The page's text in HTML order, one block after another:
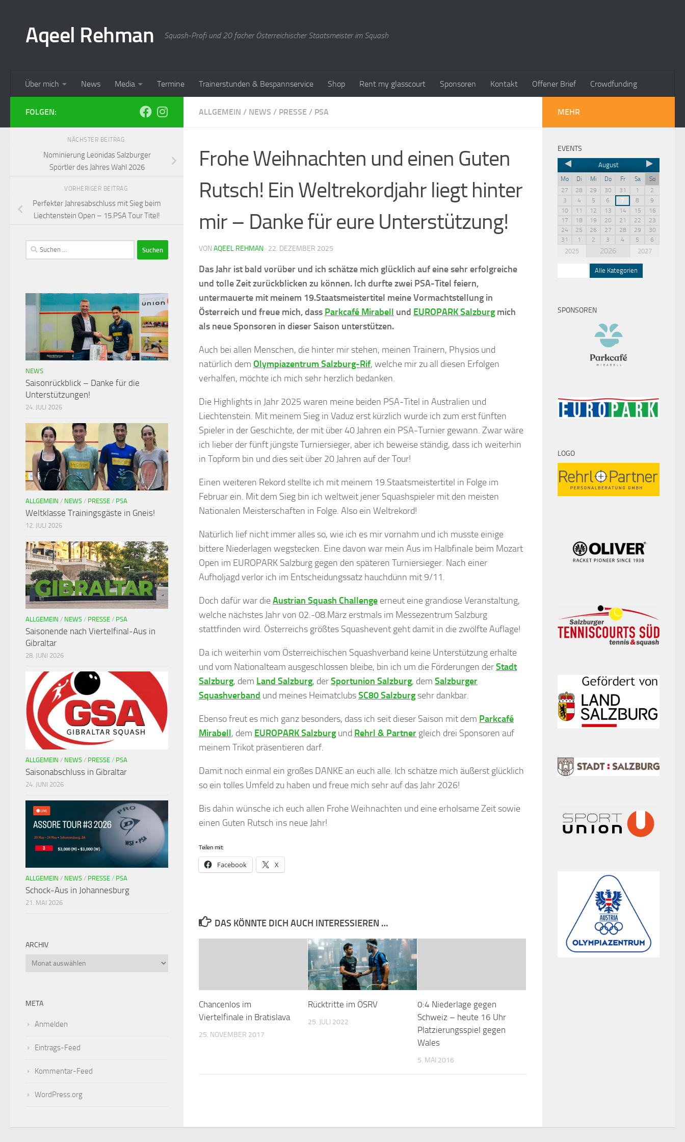
Aqeel Rehman Squash-Profi und 20 facher Österreichischer Staatsmeister im Squash
Über mich News Media Termine Trainerstunden & Bespannservice Shop Rent my glasscourt Sponsoren Kontakt Offener Brief Crowdfunding
ALLGEMEIN / NEWS / PRESSE / PSA
Frohe Weihnachten und einen Guten
Rutsch! Ein Weltrekordjahr liegt hinter
mir – Danke für eure Unterstützung!
VON AQEEL REHMAN · 22. DEZEMBER 2025
Das Jahr ist bald vorüber und ich schätze mich glücklich auf eine sehr erfolgreiche
und tolle Zeit zurückblicken zu können. Ich durfte zwei PSA-Titel feiern,
untermauerte mit meinem 19.Staatsmeistertitel meine Vormachtstellung in
Österreich und freue mich, dass Parkcafé Mirabell und EUROPARK Salzburgmich
als neue Sponsoren in dieser Saison unterstützen.
Auch bei allen Menschen, die hinter mir stehen, meinen Trainern, Physios und
natürlich dem Olympiazentrum Salzburg-Rif, welche mir zu all diesen Erfolgen
verhalfen, möchte ich mich sehr herzlich bedanken.
Die Highlights in Jahr 2025 waren meine beiden PSA-Titel in Australien und
Liechtenstein. Mit meinem Sieg in Vaduz erst kürzlich wurde ich zum erst fünften
Spieler in der Geschichte, der mit über 40 Jahren ein PSA-Turnier gewann. Zwar wäre
ich lieber der fünft jüngste Turniersieger, aber ich beweise ständig, dass ich weiterhin
in Topform bin und dies seit über 20 Jahren auf der Tour!
Einen weiteren Rekord stellte ich mit meinem 19.Staatsmeistertitel in Folge im
Februar ein. Mit dem Sieg bin ich weltweit jener Squashspieler mit den meisten
Nationalen Meisterschaften in Folge. Also ein Weltrekord!
Natürlich lief nicht immer alles so, wie ich es mir vornahm und ich musste einige
bittere Niederlagen wegstecken. Eine davon war mein Aus im Halbfinale beim Mozart
Open im EUROPARK Salzburg gegen den späteren Turniersieger. Nach einer
Aufholjagd verlor ich im Entscheidungssatz hauchdünn mit 9/11.
Doch dafür war dieAustrian Squash Challenge erneut eine grandiose Veranstaltung,
welche nächstes Jahr von 02.-08.März erstmals im Messezentrum Salzburg
stattfinden wird. Österreichs größtes Squashevent geht damit in die zwölfte Auflage!
Da ich weiterhin vom Österreichischen Squashverband keine Unterstützung erhalte
und vom Nationalteam ausgeschlossen bleibe, bin ich um die Förderungen derStadt
Salzburg, dem Land Salzburg, derSportunion Salzburg, dem Salzburger
Squashverband und meines HeimatclubsSC80 Salzburgsehr dankbar.
Ebenso freut es mich ganz besonders, dass ich seit dieser Saison mit dem Parkcafé
Mirabell, dem EUROPARK Salzburgund Rehrl & Partner gleich drei Sponsoren auf
meinem Trikot präsentieren darf.
Damit noch einmal ein großes DANKE an euch alle. Ich schätze mich äußerst glücklich
so ein tolles Umfeld zu haben und freue mich sehr auf das Jahr 2026!
Bis dahin wünsche ich euch allen Frohe Weihnachten und eine erholsame Zeit sowie
einen Guten Rutsch ins neue Jahr!
Teilen mit:
Facebook X
DAS KÖNNTE DICH AUCH INTERESSIEREN …
Chancenlos im
Viertelfinale in Bratislava
25. NOVEMBER 2017
Rücktritte im ÖSRV
25. JULI 2022
0:4 Niederlage gegen
Schweiz – heute 16 Uhr
Platzierungsspiel gegen
Wales
5. MAI 2016
FOLGEN:
NÄCHSTER BEITRAG
Nominierung Leonidas Salzburger
Sportler des Jahres Wahl 2026
VORHERIGER BEITRAG
Perfekter Jahresabschluss mit Sieg beim
Liechtenstein Open – 15.PSA Tour Titel!
NEWS
Saisonrückblick – Danke für die
Unterstützungen!
24. JULI 2026
ALLGEMEIN / NEWS / PRESSE / PSA
Weltklasse Trainingsgäste in Gneis!
12. JULI 2026
ALLGEMEIN / NEWS / PRESSE / PSA
Saisonende nach Viertelfinal-Aus in
Gibraltar
28. JUNI 2026
ALLGEMEIN / NEWS / PRESSE / PSA
Saisonabschluss in Gibraltar
24. JUNI 2026
ALLGEMEIN / NEWS / PRESSE / PSA
Schock-Aus in Johannesburg
21. MAI 2026
ARCHIV
META
Anmelden
Eintrags-Feed
Kommentar-Feed
WordPress.org
MEHR
EVENTS
August
Mo Di Mi Do Fr Sa
So
27
28 29 30 31 1
2
3
4 5 6 7 8
9
10
11 12 13 14 15
16
17
18 19 20 21 22
23
24
25 26 27 28 29
30
31
1 2 3 4 5 6
2025 2026 2027
Alle Kategorien
SPONSOREN
LOGO